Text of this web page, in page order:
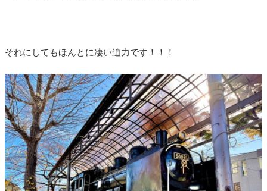
それにしてもほんとに凄い迫力です！！！